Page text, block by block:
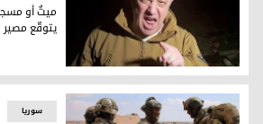
يفغيني بريغوجين
ميتٌ أو
يتوقّع مصير
سوریا